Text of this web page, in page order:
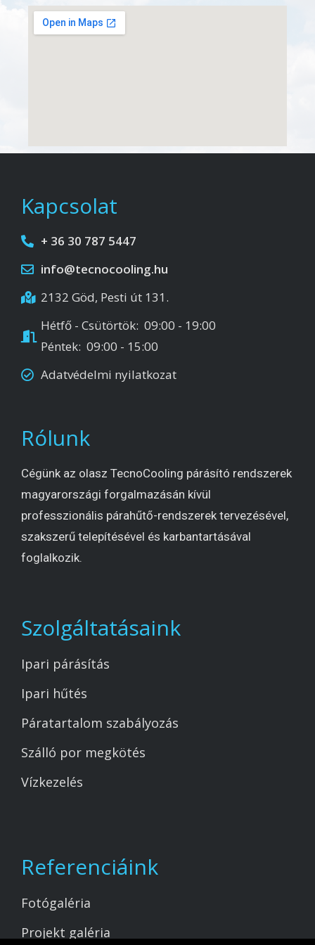
Kapcsolat
+ 36 30 787 5447
info@tecnocooling.hu
2132 Göd, Pesti út 131.
Hétfő - Csütörtök: 09:00 - 19:00
Péntek: 09:00 - 15:00
Adatvédelmi nyilatkozat
Rólunk
Cégünk az olasz TecnoCooling párásító rendszerek
magyarországi forgalmazásán kívül
professzionális párahűtő-rendszerek tervezésével,
szakszerű telepítésével és karbantartásával
foglalkozik.
Szolgáltatásaink
Ipari párásítás
Ipari hűtés
Páratartalom szabályozás
Szálló por megkötés
Vízkezelés
Referenciáink
Fotógaléria
Projekt galéria